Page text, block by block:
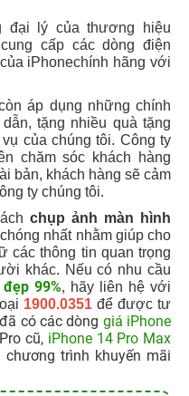
ty chúng tôi.
chụp ảnh màn hình
nhất nhằm giúp cho
khác. Nếu có nhu cầu
99%, hãy liên hệ với
1900.0351 để được tư
có các dònggiá iPhone
cũ,iPhone 14 Pro Max
trình khuyến mãi
iPhone cũ đẹp, chính
24hStore:
cũđang giảm sâu, cực
cũđẹp, sẵn hàng
512GB cũdung lượng